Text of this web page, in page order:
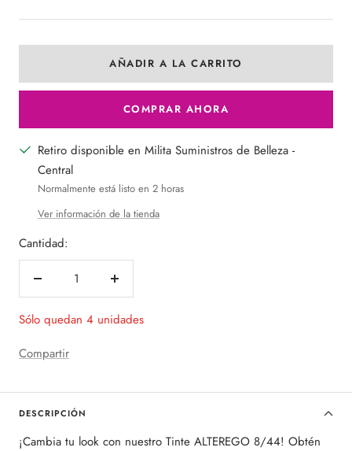
AÑADIR A LA CARRITO
COMPRAR AHORA
Retiro disponible en Milita Suministros de Belleza -
Central
Normalmente está listo en 2 horas
Ver información de la tienda
Cantidad:
Decrecer
Aumentar
Sólo quedan 4 unidades
Compartir
DESCRIPCIÓN
¡Cambia tu look con nuestro Tinte ALTEREGO 8/44! Obtén